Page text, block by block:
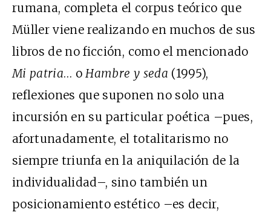
rumana, completa el corpus teórico que
Müller viene realizando en muchos de sus
libros de no ficción, como el mencionado
Mi patria… oHambre y seda (1995),
reflexiones que suponen no solo una
incursión en su particular poética –pues,
afortunadamente, el totalitarismo no
siempre triunfa en la aniquilación de la
individualidad–, sino también un
posicionamiento estético –es decir,